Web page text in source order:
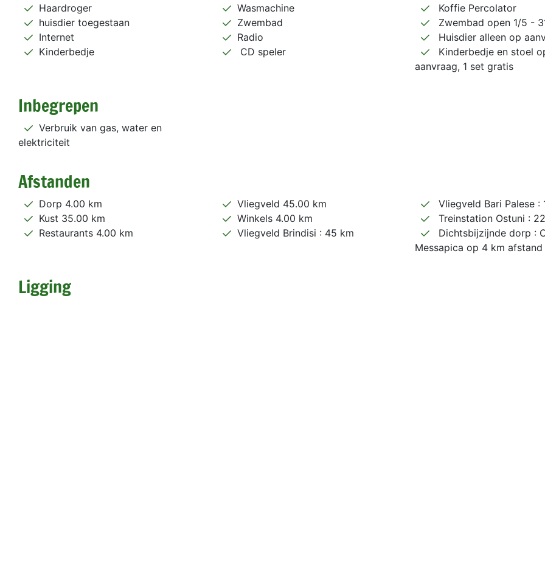
Haardroger
huisdier toegestaan
Internet
Kinderbedje
Wasmachine
Zwembad
Radio
CD speler
Koffie Percolator
Zwembad open 1/5 -
Huisdier alleen op
Kinderbedje en stoel
aanvraag, 1 set gratis
Inbegrepen
Verbruik van gas, water en
elektriciteit
Afstanden
Dorp 4.00 km
Kust 35.00 km
Restaurants 4.00 km
Vliegveld 45.00 km
Winkels 4.00 km
Vliegveld Brindisi : 45 km
Vliegveld Bari Palese :
Treinstation Ostuni :
Dichtsbijzijnde dorp :
Messapica op 4 km afstand
Ligging